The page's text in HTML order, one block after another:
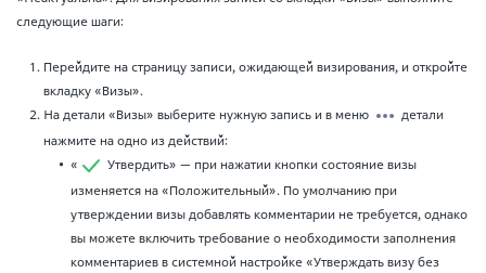
следующие шаги:
Перейдите на страницу записи, ожидающей визирования, и откройте
вкладку «Визы».
На детали «Визы» выберите нужную запись и в меню
детали
нажмите на одно из действий:
«
Утвердить» — при нажатии кнопки состояние визы
изменяется на «Положительный». По умолчанию при
утверждении визы добавлять комментарии не требуется, однако
вы можете включить требование о необходимости заполнения
комментариев в системной настройке «Утверждать визу без